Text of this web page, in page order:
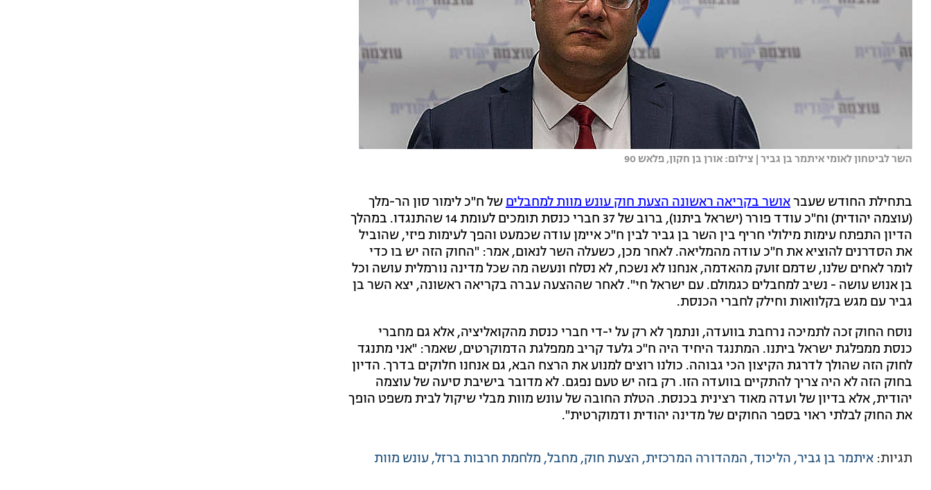
השר לביטחון לאומי איתמר בן גביר | צילום: אורן בן חקון, פלאש 90
בתחילת החודש שעבראושר בקריאה ראשונה הצעת חוק עונש מוות למחבליםשל ח"כ לימור סון הר-מלך
(עוצמה יהודית) וח"כ עודד פורר (ישראל ביתנו), ברוב של 37 חברי כנסת תומכים לעומת 14 שהתנגדו. במהלך
הדיון התפתח עימות מילולי חריף בין השר בן גביר לבין ח"כ איימן עודה שכמעט והפך לעימות פיזי, שהוביל
את הסדרנים להוציא את ח"כ עודה מהמליאה. לאחר מכן, כשעלה השר לנאום, אמר: "החוק הזה יש בו כדי
לומר לאחים שלנו, שדמם זועק מהאדמה, אנחנו לא נשכח, לא נסלח ונעשה מה שכל מדינה נורמלית עושה וכל
בן אנוש עושה - נשיב למחבלים כגמולם. עם ישראל חי". לאחר שההצעה עברה בקריאה ראשונה, יצא השר בן
גביר עם מגש בקלוואות וחילק לחברי הכנסת.
נוסח החוק זכה לתמיכה נרחבת בוועדה, ונתמך לא רק על י-די חברי כנסת מהקואליציה, אלא גם מחברי
כנסת ממפלגת ישראל ביתנו. המתנגד היחיד היה ח"כ גלעד קריב ממפלגת הדמוקרטים, שאמר: "אני מתנגד
לחוק הזה שהולך לדרגת הקיצון הכי גבוהה. כולנו רוצים למנוע את הרצח הבא, גם אנחנו חלוקים בדרך. הדיון
בחוק הזה לא היה צריך להתקיים בוועדה הזו. רק בזה יש טעם נפגם. לא מדובר בישיבת סיעה של עוצמה
יהודית, אלא בדיון של ועדה מאוד רצינית בכנסת. הטלת החובה של עונש מוות מבלי שיקול לבית משפט הופך
את החוק לבלתי ראוי בספר החוקים של מדינה יהודית ודמוקרטית".
תגיות: איתמר בן גביר הליכוד המהדורה המרכזית הצעת חוק מחבל מלחמת חרבות ברזל עונש מוות